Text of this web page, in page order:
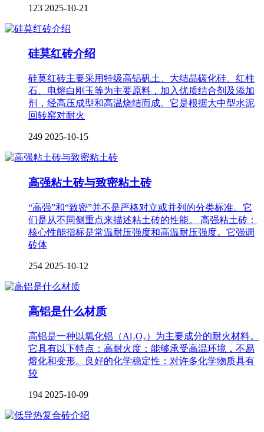
123 2025-10-21
硅莫红砖介绍
硅莫红砖主要采用特级高铝矾土、大结晶碳化硅、红柱
石、电熔白刚玉等为主要原料，加入优质结合剂及添加
剂，经高压成型和高温烧结而成。它是根据大中型水泥
回转窑对耐火
249 2025-10-15
高强粘土砖与致密粘土砖
“高强”和“致密”并不是严格对立或并列的分类标准。它
们是从不同侧重点来描述粘土砖的性能。 高强粘土砖：
核心性能指标是常温耐压强度和高温耐压强度。它强调
砖体
254 2025-10-12
高铝是什么材质
高铝是一种以氧化铝（Al₂O₃）为主要成分的耐火材料。
它具有以下特点：高耐火度：能够承受高温环境，不易
熔化和变形。良好的化学稳定性：对许多化学物质具有
较
194 2025-10-09